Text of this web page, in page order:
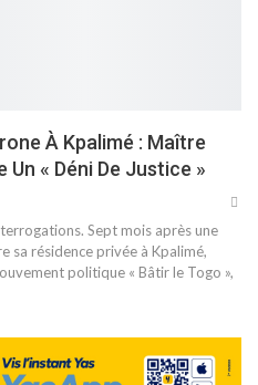
À Kpalimé : Maître
Un « Déni De Justice »
Sept mois après une
sa résidence privée à Kpalimé,
politique « Bâtir le Togo »,